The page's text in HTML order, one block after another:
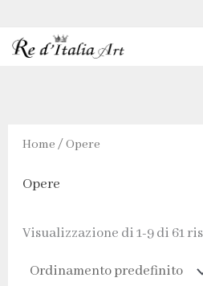
Home / Opere
Opere
Visualizzazione di 1-9 di 61